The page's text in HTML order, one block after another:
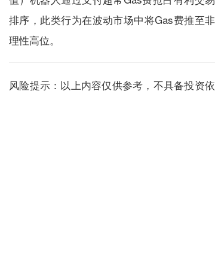
排序，此类行为在波动市场中将Gas费推至非
理性高位。
风险提示：以上内容仅供参考，不具备投资依